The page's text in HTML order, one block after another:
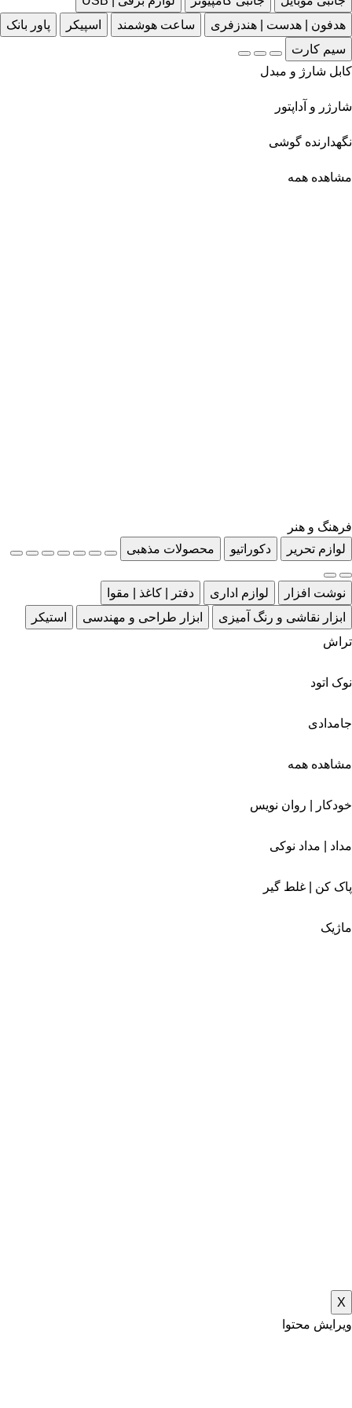
هدفون | هدست | هندزفری
ساعت هوشمند اسپیکر
پاور بانک
سیم کارت
کابل شارژ و مبدل
شارژر و آداپتور
نگهدارنده گوشی
مشاهده همه
فرهنگ و هنر
لوازم تحریر
دکوراتیو محصولات مذهبی
نوشت افزار لوازم اداری
دفتر | کاغذ | مقوا
ابزار نقاشی و رنگ آمیزی
ابزار طراحی و مهندسی
استیکر
تراش
نوک اتود
جامدادی
مشاهده همه
خودکار | روان نویس
مداد | مداد نوکی
پاک کن | غلط گیر
ماژیک
X
ویرایش محتوا